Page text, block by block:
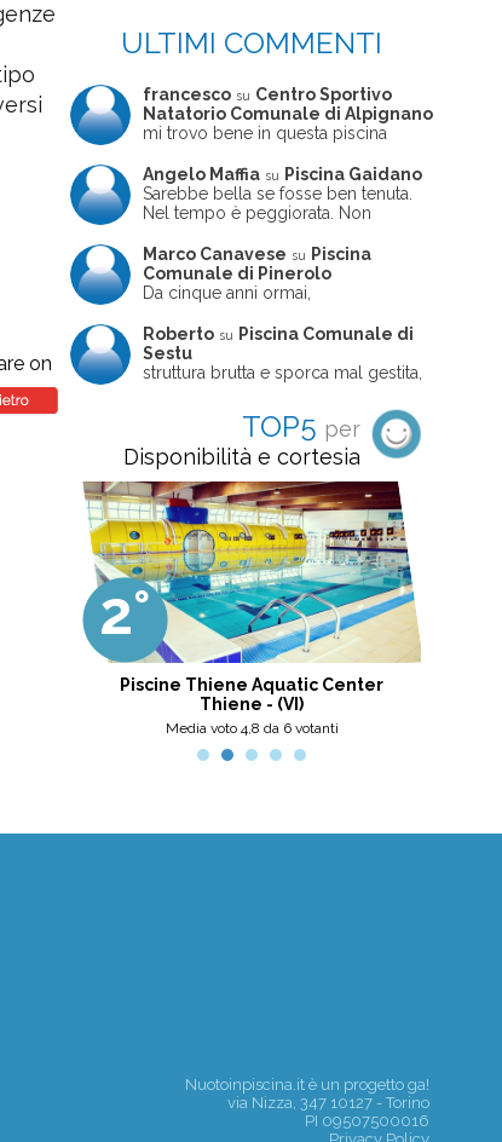
on
ULTIMI COMMENTI
francesco su Centro Sportivo
Natatorio Comunale di Alpignano
mi trovo bene in questa piscina
Angelo Maffia su
Piscina Gaidano
Sarebbe bella se fosse ben tenuta.
Nel tempo è peggiorata. Non
ne usciva insieme a me non ha
ritrovato le sue scarpe! Peccato
perché potrebbe essere un'ottima
frequentata non magnificamente
Marco Canavese su
Piscina
Comunale di Pinerolo
Da cinque anni ormai,
pomeriggio trascorro cinque-sei ore
in questa magnifica piscina con i miei
due figli che sono letteralmente
piccola, un po' in vasca grande, negli
spazi riservati al nuoto libero,
giochiamo, nuotiamo e facciamo
apnea insieme (sono stato assistente
bagnanti ed istruttore di nuoto in
gioventù, ora lo faccio per loro
come papà). Si tratta di una struttura
molto accogliente, pulita, bella,
gestita da personale di grande
professionalità, umanità e cortesia.
Ottima scelta, nel pinerolese il
meglio, secondo me.
Roberto su
Piscina Comunale di
Sestu
struttura brutta e sporca mal gestita,
poco professionale. la sconsiglio a
tutti coloro che amano le cose fatte
seriamente poiché é tutto
improvvisato
TOP5 per
Disponibilità e cortesia
2°
Piscine Thiene Aquatic Center
Thiene - (VI)
Media voto 4,8 da 6 votanti
Nuotoinpiscina.it è un progetto ga!
via Nizza, 347 10127 - Torino
PI 09507500016